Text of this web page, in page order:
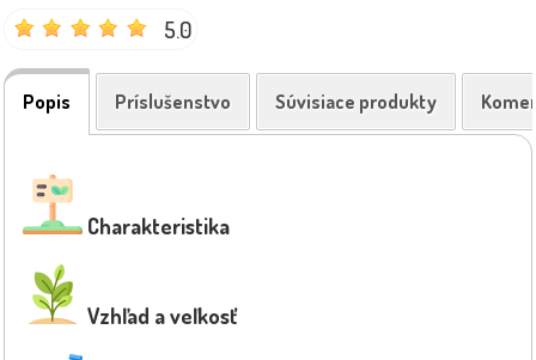
5.0
Popis Príslušenstvo Súvisiace produkty
Charakteristika
Vzhľad a veľkosť